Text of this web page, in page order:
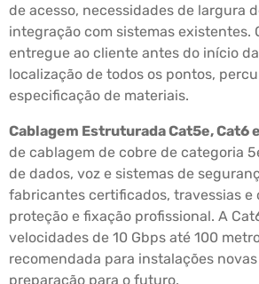
de acesso, necessidades de largura
integração com sistemas existentes.
entregue ao cliente antes do início
localização de todos os pontos,
especificação de materiais.
Cablagem Estruturada Cat5e, Cat6
de cablagem de cobre de categoria
de dados, voz e sistemas de
fabricantes certificados, travessias e
proteção e fixação profissional. A
velocidades de 10 Gbps até 100
recomendada para instalações
preparação para o futuro.